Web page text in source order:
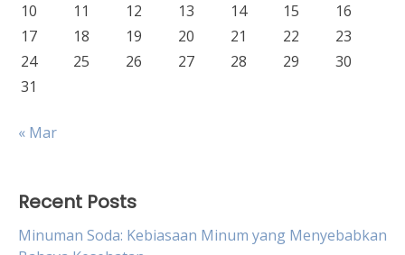
10
11 12 13 14 15
16
17
18 19 20 21 22
23
24
25 26 27 28 29
30
31
« Mar
Recent Posts
Minuman Soda: Kebiasaan Minum yang Menyebabkan